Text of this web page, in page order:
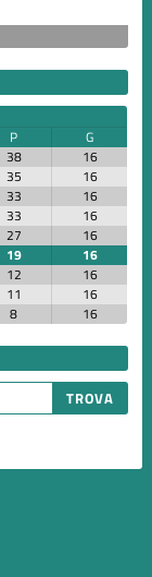
P
G
38
16
35
16
33
16
33
16
27
16
19
16
12
16
11
16
8 16